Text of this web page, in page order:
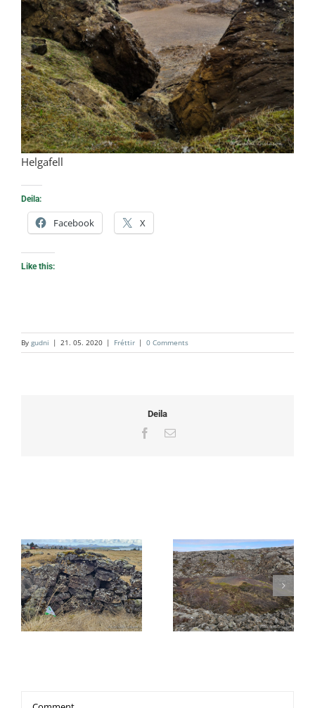
Helgafell
Deila:
Facebook X
Like this:
By gudni | 21. 05. 2020 | Fréttir | 0 Comments
Deila
Facebook
Email
30. Ratleikur
Hafnarfjarðar er
hafinn!
Ratleikskortin eru farin
í prentun!